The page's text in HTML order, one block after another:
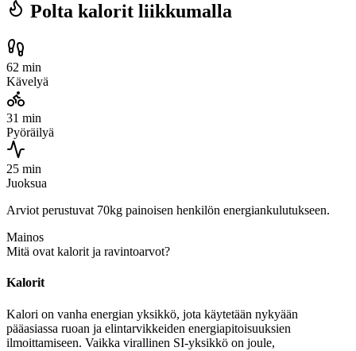
Polta kalorit liikkumalla
62 min
Kävelyä
31 min
Pyöräilyä
25 min
Juoksua
Arviot perustuvat 70kg painoisen henkilön energiankulutukseen.
Mainos
Mitä ovat kalorit ja ravintoarvot?
Kalorit
Kalori on vanha energian yksikkö, jota käytetään nykyään
pääasiassa ruoan ja elintarvikkeiden energiapitoisuuksien
ilmoittamiseen. Vaikka virallinen SI-yksikkö on joule,